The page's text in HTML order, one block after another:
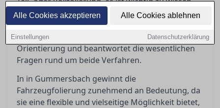
Alle Cookies akzeptieren Alle Cookies ablehnen
Einstellungen Datenschutzerklärung
was diese Techniken leisten können, was sie
kosten und wann sie gegenüber einer Lackierung
sinnvoller sind. Dieser Artikel bietet eine klare
Orientierung und beantwortet die wesentlichen
Fragen rund um beide Verfahren.
In in Gummersbach gewinnt die
Fahrzeugfolierung zunehmend an Bedeutung, da
sie eine flexible und vielseitige Möglichkeit bietet,